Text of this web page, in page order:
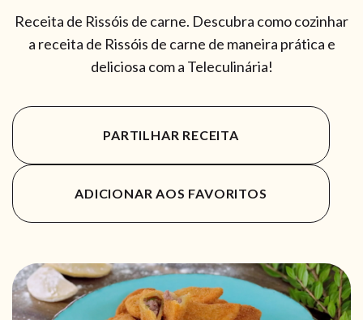
Receita de Rissóis de carne. Descubra como cozinhar
a receita de Rissóis de carne de maneira prática e
deliciosa com a Teleculinária!
PARTILHAR RECEITA
ADICIONAR AOS FAVORITOS